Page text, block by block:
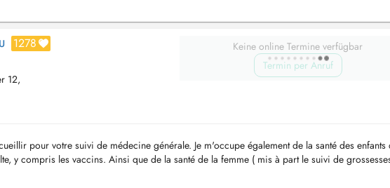
1278
12,
Keine online Termine verfügbar
Termin per Anruf
pour votre suivi de médecine générale. Je m'occupe également de la santé des enfants
y compris les vaccins. Ainsi que de la santé de la femme ( mis à part le suivi de
abdomin...